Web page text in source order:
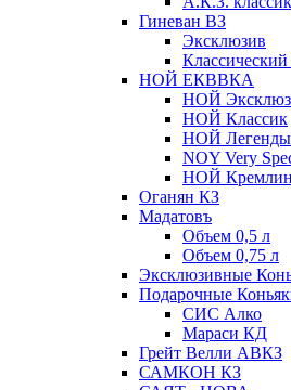
Гиневан ВЗ
Эксклюзив
Классический
НОЙ ЕКВВКА
НОЙ
НОЙ Классик
НОЙ Легенды
NOY Very
НОЙ Кремлин
Оганян КЗ
Мадатовъ
Объем 0,5 л
Объем 0,75 л
Эксклюзивные
Подарочные
СИС Алко
Мараси КД
Грейт Велли АВКЗ
САМКОН КЗ